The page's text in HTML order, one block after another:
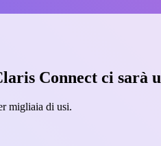
Connect ci sarà
migliaia di usi.